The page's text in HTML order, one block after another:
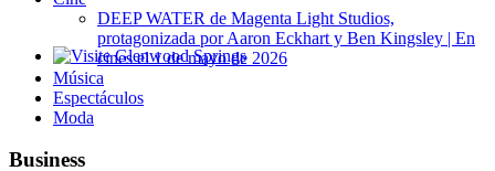
Glenwood Springs - Bello y Encantador
DEEP WATER de Magenta Light Studios,
protagonizada por Aaron Eckhart y Ben Kingsley | En
cines el 1 de mayo de 2026
Música
Espectáculos
Moda
Business